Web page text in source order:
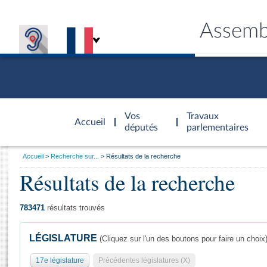
Accueil
d'accueil
Vos
députés
Travaux
parlementaires
Général
Vous
Accueil Recherche sur... Résultats de la recherche
Résultats de la recherche
783471 résultats trouvés
LÉGISLATURE (Cliquez sur l'un des boutons pour faire un choix)
17e législature Précédentes législatures (X)